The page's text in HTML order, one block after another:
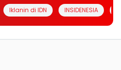
Iklanin di IDN INSIDENESIA